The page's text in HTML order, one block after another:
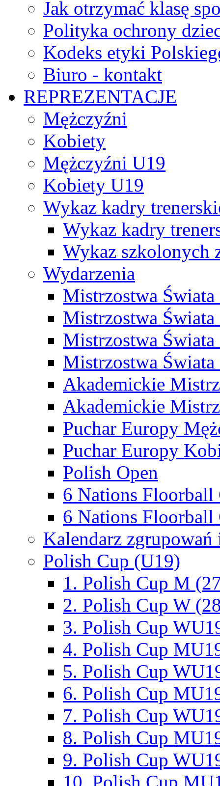
Jak otrzymać klasę
Polityka ochrony
Kodeks etyki
Biuro - kontakt
REPREZENTACJE
Mężczyźni
Kobiety
Mężczyźni U19
Kobiety U19
Wykaz kadry
Wykaz kadry
Wykaz szkolonych
Wydarzenia
Mistrzostwa
Mistrzostwa
Mistrzostwa
Mistrzostwa
Akademickie
Akademickie
Puchar Europy
Puchar Europy
Polish Open
6 Nations Floorball
6 Nations Floorball
Kalendarz
Polish Cup (U19)
1. Polish Cup M
2. Polish Cup W
3. Polish Cup
4. Polish Cup
5. Polish Cup
6. Polish Cup
7. Polish Cup
8. Polish Cup
9. Polish Cup
10. Polish Cup